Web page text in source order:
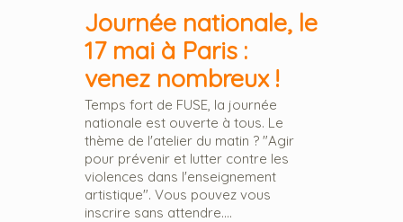
Journée nationale, le
17 mai à Paris :
venez nombreux !
Temps fort de FUSE, la journée
nationale est ouverte à tous. Le
thème de l'atelier du matin ? "Agir
pour prévenir et lutter contre les
violences dans l'enseignement
artistique". Vous pouvez vous
inscrire sans attendre....